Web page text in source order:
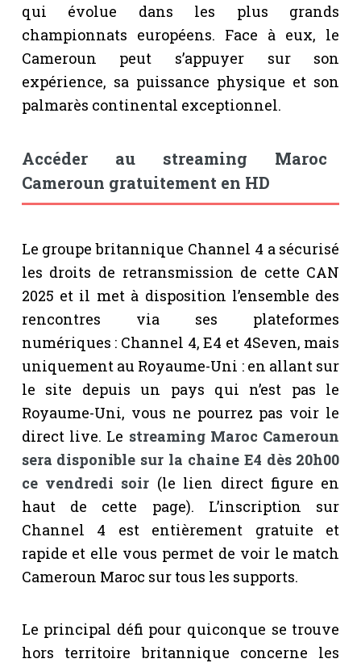
qui évolue dans les plus grands
championnats européens. Face à eux, le
Cameroun peut s’appuyer sur son
expérience, sa puissance physique et son
palmarès continental exceptionnel.
Accéder au streaming Maroc
Cameroun gratuitement en HD
Le groupe britannique Channel 4 a sécurisé
les droits de retransmission de cette CAN
2025 et il met à disposition l’ensemble des
rencontres via ses plateformes
numériques : Channel 4, E4 et 4Seven, mais
uniquement au Royaume-Uni : en allant sur
le site depuis un pays qui n’est pas le
Royaume-Uni, vous ne pourrez pas voir le
direct live. Le streaming Maroc Cameroun
sera disponible sur la chaine E4 dès 20h00
ce vendredi soir (le lien direct figure en
haut de cette page). L’inscription sur
Channel 4 est entièrement gratuite et
rapide et elle vous permet de voir le match
Cameroun Maroc sur tous les supports.
Le principal défi pour quiconque se trouve
hors territoire britannique concerne les